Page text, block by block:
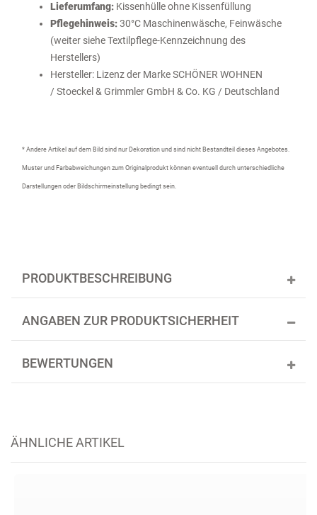
Lieferumfang: Kissenhülle ohne Kissenfüllung
Pflegehinweis:30°C Maschinenwäsche, Feinwäsche
(weiter siehe Textilpflege-Kennzeichnung des
Herstellers)
Hersteller: Lizenz der Marke SCHÖNER WOHNEN
/ Stoeckel & Grimmler GmbH & Co. KG / Deutschland
* Andere Artikel auf dem Bild sind nur Dekoration und sind nicht Bestandteil dieses Angebotes.
Muster und Farbabweichungen zum Originalprodukt können eventuell durch unterschiedliche
Darstellungen oder Bildschirmeinstellung bedingt sein.
PRODUKTBESCHREIBUNG
ANGABEN ZUR PRODUKTSICHERHEIT
BEWERTUNGEN
ÄHNLICHE ARTIKEL